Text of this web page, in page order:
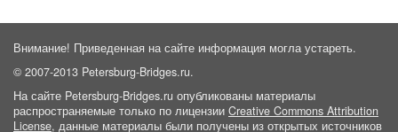
Внимание! Приведенная на сайте информация могла устареть.
© 2007-2013 Petersburg-Bridges.ru.
На сайте Petersburg-Bridges.ru опубликованы материалы
распространяемые только по лицензии Creative Commons Attribution
License, данные материалы были получены из открытых источников